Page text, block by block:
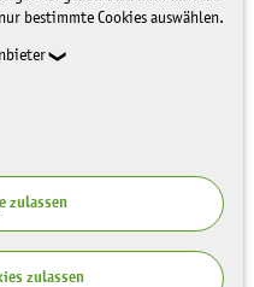
bestimmte Cookies auswählen.
zulassen
zulassen
zeigt sich mit
schwere